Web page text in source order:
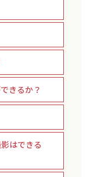
きるか？
はできる